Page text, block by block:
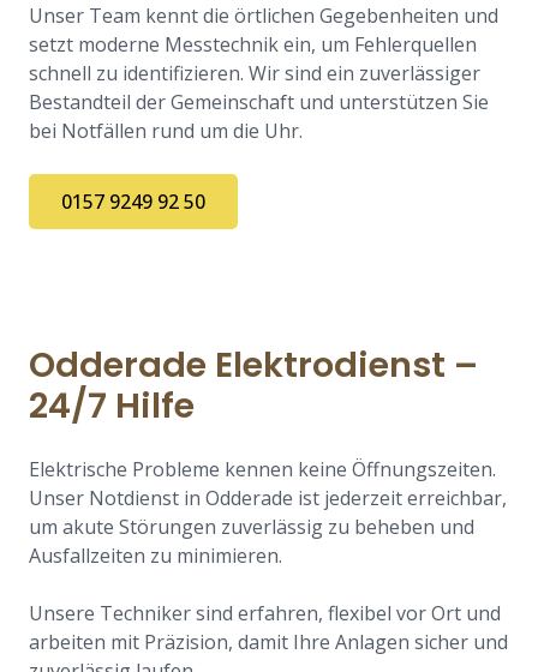
Unser Team kennt die örtlichen Gegebenheiten und
setzt moderne Messtechnik ein, um Fehlerquellen
schnell zu identifizieren. Wir sind ein zuverlässiger
Bestandteil der Gemeinschaft und unterstützen Sie
bei Notfällen rund um die Uhr.
0157 9249 92 50
Odderade Elektrodienst –
24/7 Hilfe
Elektrische Probleme kennen keine Öffnungszeiten.
Unser Notdienst in Odderade ist jederzeit erreichbar,
um akute Störungen zuverlässig zu beheben und
Ausfallzeiten zu minimieren.
Unsere Techniker sind erfahren, flexibel vor Ort und
arbeiten mit Präzision, damit Ihre Anlagen sicher und